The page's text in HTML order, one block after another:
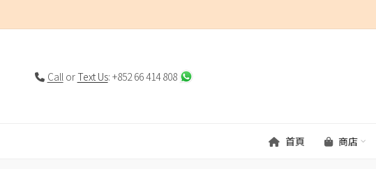
Callor Text Us: +852 66 414 808
首頁 商店